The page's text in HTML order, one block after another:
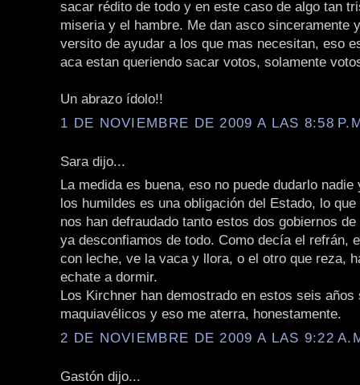
sacar rédito de todo y en este caso de algo tan
miseria y el hambre. Me dan asco sinceramente
versito de ayudar a los que mas necesitan, eso
aca estan queriendo sacar votos, solamente
Un abrazo ídolo!!
1 DE NOVIEMBRE DE 2009 A LAS 8:58
Sara dijo...
La medida es buena, eso no puede dudarlo nadie
los humildes es una obligación del Estado, lo
nos han defraudado tanto estos dos gobiernos
ya desconfiamos de todo. Como decía el refrán,
con leche, ve la vaca y llora, o el otro que reza,
echate a dormir.
Los Kirchner han demostrado en estos seis años
maquiavélicos y eso me aterra, honestamente.
2 DE NOVIEMBRE DE 2009 A LAS 9:22
Gastón dijo...